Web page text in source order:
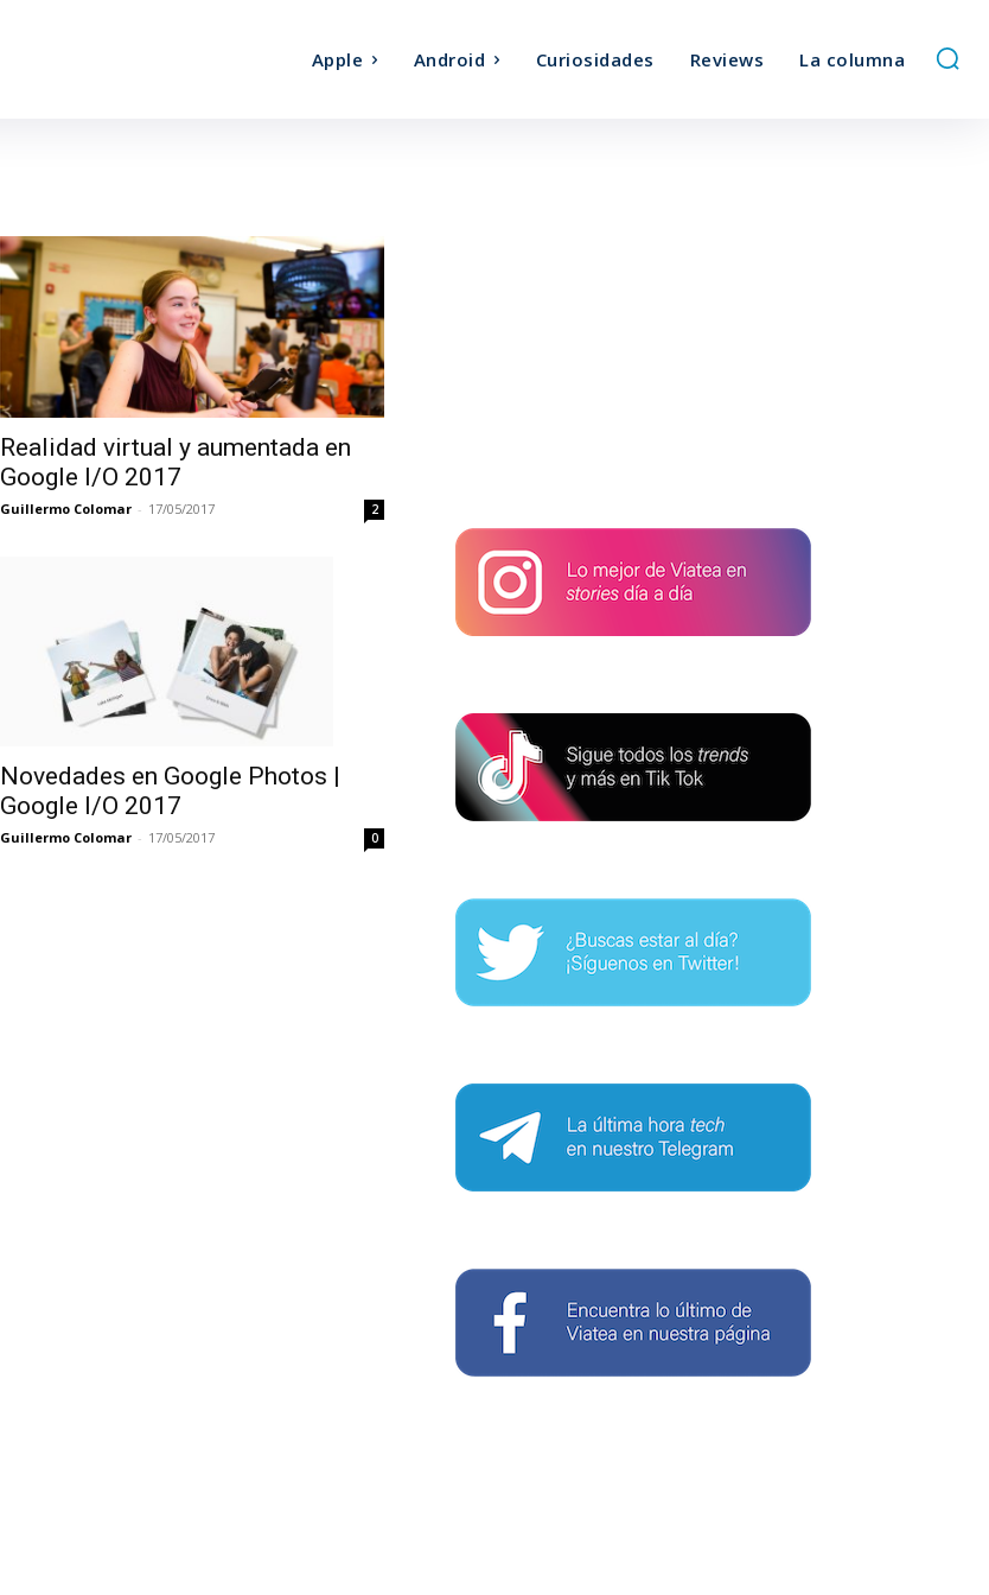
Apple Android Curiosidades Reviews La columna
Realidad virtual y aumentada en
Google I/O 2017
Guillermo Colomar - 17/05/2017 2
Novedades en Google Photos |
Google I/O 2017
Guillermo Colomar - 17/05/2017 0